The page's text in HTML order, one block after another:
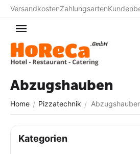
VersandkostenZahlungsarten
Abzugshauben
Home / Pizzatechnik /
Kategorien